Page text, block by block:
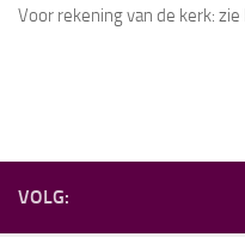
Voor rekening van de kerk: zie
VOLG: